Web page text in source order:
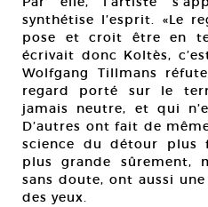
synthétise l’esprit. «Le
pose et croit être en
écrivait donc Koltès,
Wolfgang Tillmans
regard porté sur le
jamais neutre, et qui
D’autres ont fait de
science du détour plus
plus grande sûrement,
sans doute, ont aussi
des yeux.